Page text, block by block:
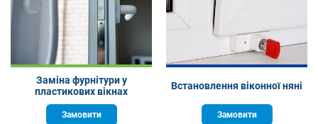
Заміна фурнітури у
пластикових вікнах
Замовити
Встановлення віконної няні
Замовити